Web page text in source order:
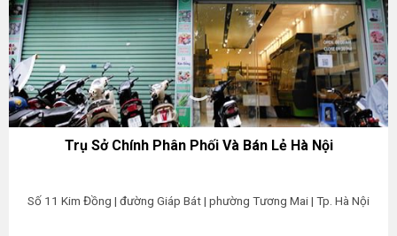
Trụ Sở Chính Phân Phối Và Bán Lẻ Hà Nội
Số 11 Kim Đồng | đường Giáp Bát | phường Tương Mai | Tp. Hà Nội